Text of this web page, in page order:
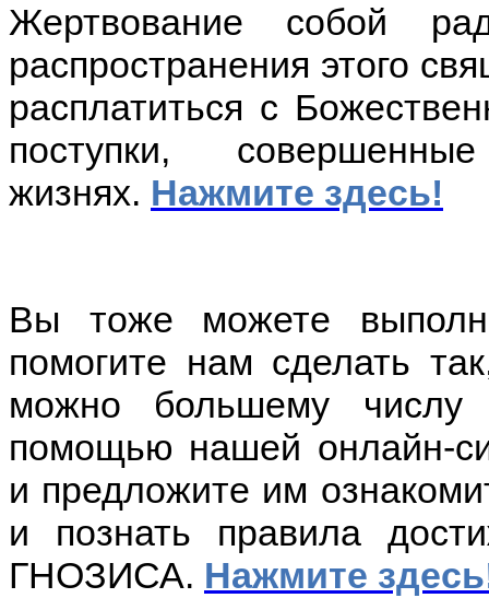
Жертвование собой
распространения этого
расплатиться с
поступки,
жизнях. Нажмите здесь!
Вы тоже можете
помогите нам сделать
можно большему
помощью нашей онлайн-
и предложите им
и познать правила
ГНОЗИСА. Нажмите здесь